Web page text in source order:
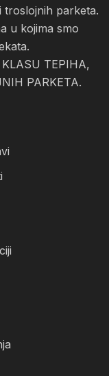
troslojnih parketa.
u kojima smo
TEPIHA,
PARKETA.